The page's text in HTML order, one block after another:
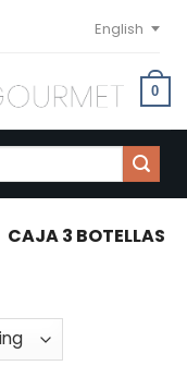
English
0
CAJA 3 BOTELLAS